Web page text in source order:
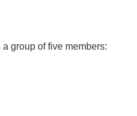
group of five members: